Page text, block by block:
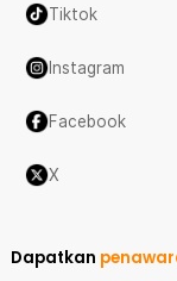
Tiktok
Instagram
Facebook
X
Dapatkan